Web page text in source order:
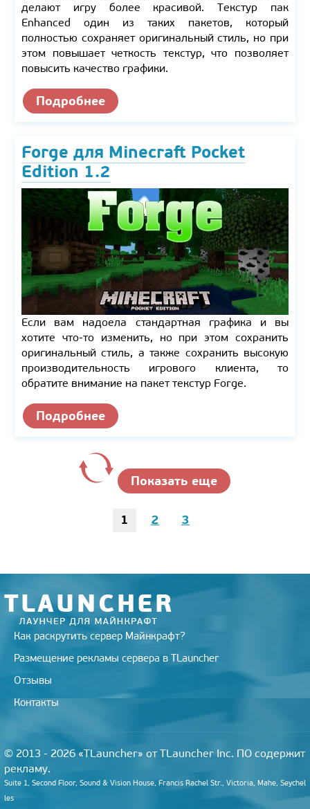
делают игру более красивой. Текстур пак
Enhanced один из таких пакетов, который
полностью сохраняет оригинальный стиль, но при
этом повышает четкость текстур, что позволяет
повысить качество графики.
Подробнее
Forge для Minecraft Pocket
Edition 1.2
Если вам надоела стандартная графика и вы
хотите что-то изменить, но при этом сохранить
оригинальный стиль, а также сохранить высокую
производительность игрового клиента, то
обратите внимание на пакет текстур Forge.
Подробнее
Показать еще
1 2 3
Как раскрутить сервер Майнкрафт?
Размещение рекламы сервера в TLauncher
Отзывы
Контакты
© 2013 - 2026 «TLauncher» от TLauncher Inc. ПО содержит
рекламу.
Suite 1, Second Floor, Sound & Vision House, Francis Rachel Str., Victoria, Mahe, Seychel
les